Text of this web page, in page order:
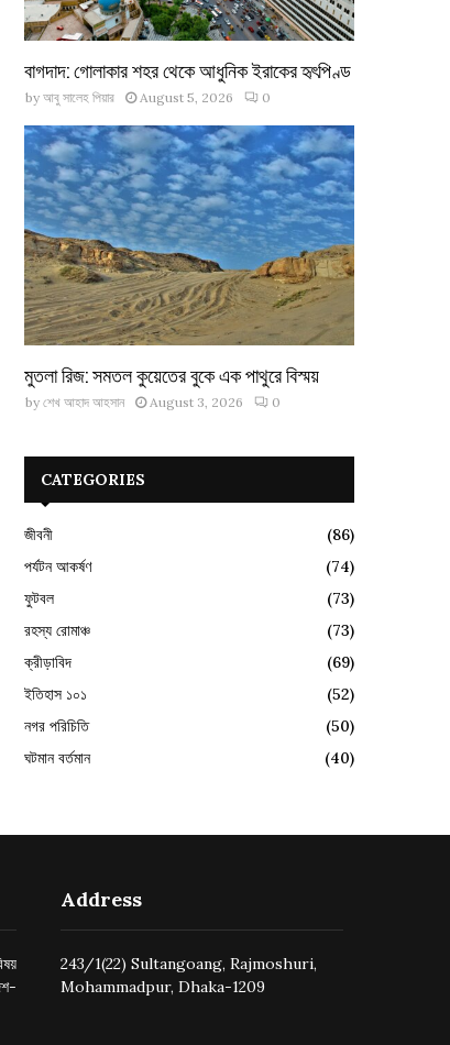
বাগদাদ: গোলাকার শহর থেকে আধুনিক ইরাকের হৃৎপিণ্ড
by আবু সালেহ পিয়ার August 5, 2026 0
মুতলা রিজ: সমতল কুয়েতের বুকে এক পাথুরে বিস্ময়
by শেখ আহাদ আহসান August 3, 2026 0
CATEGORIES
জীবনী
(86)
পর্যটন আকর্ষণ
(74)
ফুটবল
(73)
রহস্য রোমাঞ্চ
(73)
ক্রীড়াবিদ
(69)
ইতিহাস ১০১
(52)
নগর পরিচিতি
(50)
ঘটমান বর্তমান
(40)
Address
243/1(22) Sultangoang, Rajmoshuri,
Mohammadpur, Dhaka-1209